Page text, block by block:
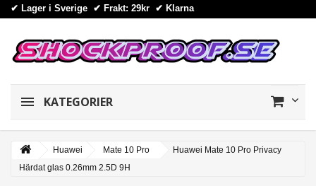
✔ Lager i Sverige ✔ Frakt: 29kr ✔ Klarna
KATEGORIER
Huawei Mate 10 Pro
Huawei Mate 10 Pro Privacy
Härdat glas 0.26mm 2.5D 9H